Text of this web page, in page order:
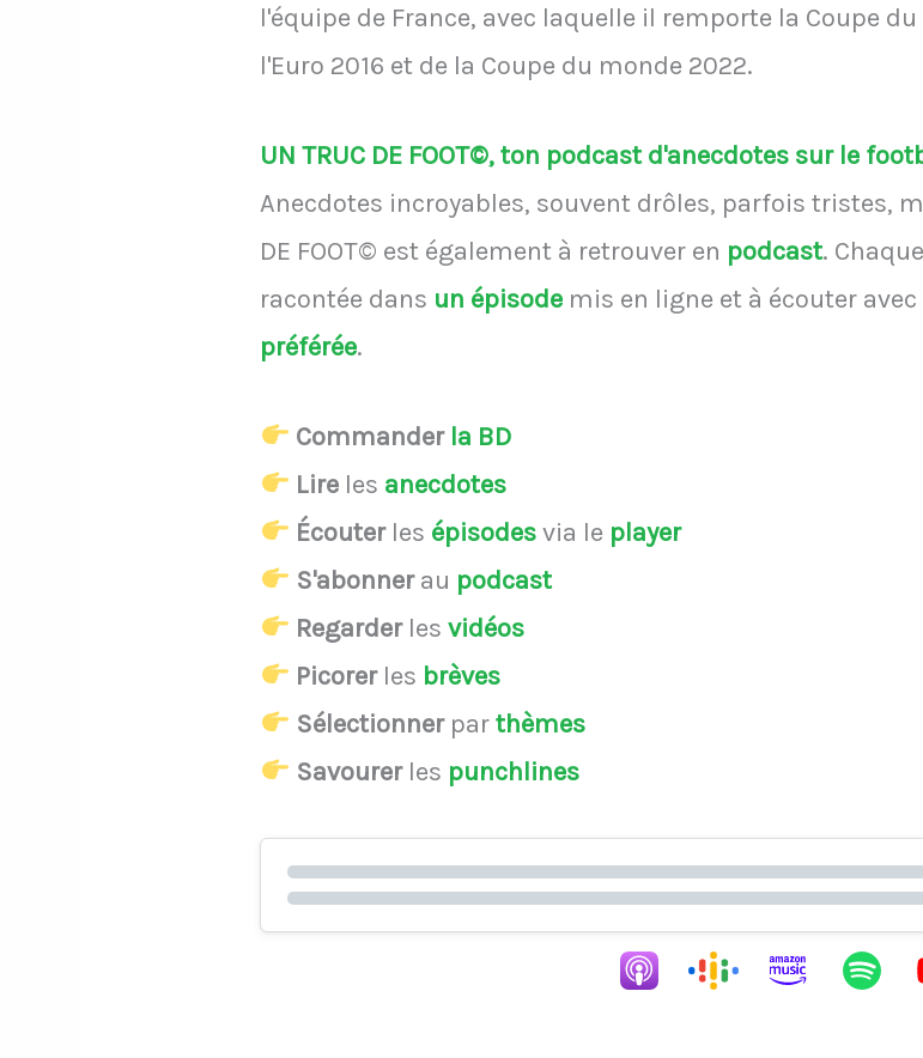
l'équipe de France, avec laquelle il remporte la Coupe
l'Euro 2016 et de la Coupe du monde 2022.
UN TRUC DE FOOT©, ton podcast d'anecdotes sur le
Anecdotes incroyables, souvent drôles, parfois tristes,
DE FOOT© est également à retrouver en podcast.
racontée dans un épisode mis en ligne et à écouter avec
préférée.
Commander la BD
Lire les anecdotes
Écouterles épisodesvia le player
S'abonnerau podcast
Regarderlesvidéos
Picorerles brèves
Sélectionnerparthèmes
Savourerles punchlines